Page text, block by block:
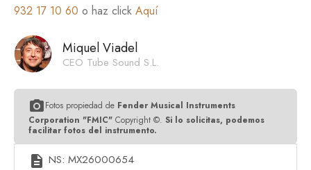
932 17 10 60 o haz click Aquí
Miquel Viadel
CEO Tube Sound S.L.
photo_cameraFotos propiedad de Fender Musical Instruments
Corporation "FMIC" Copyright ©. Si lo solicitas, podemos
facilitar fotos del instrumento.
description NS: MX26000654